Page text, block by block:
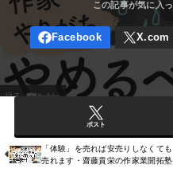
ポスト
「体験」を売れば安売りしなくても
売れます・齋藤貴栄の作家業開拓塾